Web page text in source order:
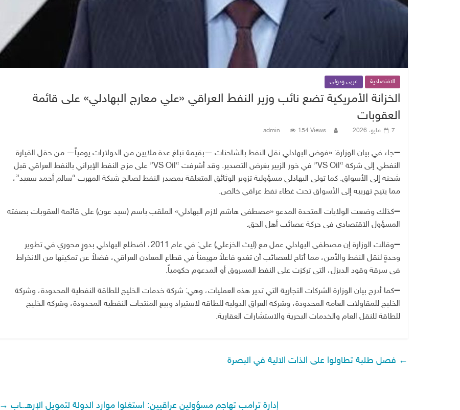
الاقتصادية عربي ودولي
الخزانة الأمريكية تضع نائب وزير النفط العراقي «علي معارج البهادلي» على قائمة
العقوبات
7 مايو، 2026 admin 154 Views
‏➖جاء في بيان الوزارة: «فوض البهادلي نقل النفط بالشاحنات —بقيمة تبلغ عدة ملايين من الدولارات يومياً— من حقل القيارة
النفطي إلى شركة “VS Oil” في خور الزبير بغرض التصدير. وقد أشرفت “VS Oil” على مزج النفط الإيراني بالنفط العراقي قبل
شحنه إلى الأسواق. كما تولى البهادلي مسؤولية تزوير الوثائق المتعلقة بمصدر النفط لصالح شبكة المهرب “سالم أحمد سعيد”،
مما يتيح تهريبه إلى الأسواق تحت غطاء نفط عراقي خالص.
‏➖كذلك وضعت الولايات المتحدة المدعو «مصطفى هاشم لازم البهادلي» الملقب باسم (سيد عون) على قائمة العقوبات بصفته
المسؤول الاقتصادي في حركة عصائب أهل الحق.
‏➖وقالت الوزارة إن مصطفى البهادلي عمل مع (ليث الخزعلي) على: في عام 2011، اضطلع البهادلي بدورٍ محوري في تطوير
وحدةٍ لنقل النفط والأمن، مما أتاح للعصائب أن تغدو فاعلاً مهيمناً في قطاع المعادن العراقي، فضلاً عن تمكينها من الانخراط
في سرقة وقود الديزل، التي تركزت على النفط المسروق أو المدعوم حكومياً.
‏➖كما أدرج بيان الوزارة الشركات التجارية التي تدير هذه العمليات، وهي: شركة خدمات الخليج للطاقة النفطية المحدودة، وشركة
الخليج للمقاولات العامة المحدودة، وشركة العراق الدولية للطاقة لاستيراد وبيع المنتجات النفطية المحدودة، وشركة الخليج
للطاقة للنقل العام والخدمات البحرية والاستشارات العقارية.
← فصل طلبة تطاولوا على الذات الالية في البصرة
إدارة ترامب تهاجم مسؤولين عراقيين: استغلوا موارد الدولة لتمويل الإرهـ.ـاب →